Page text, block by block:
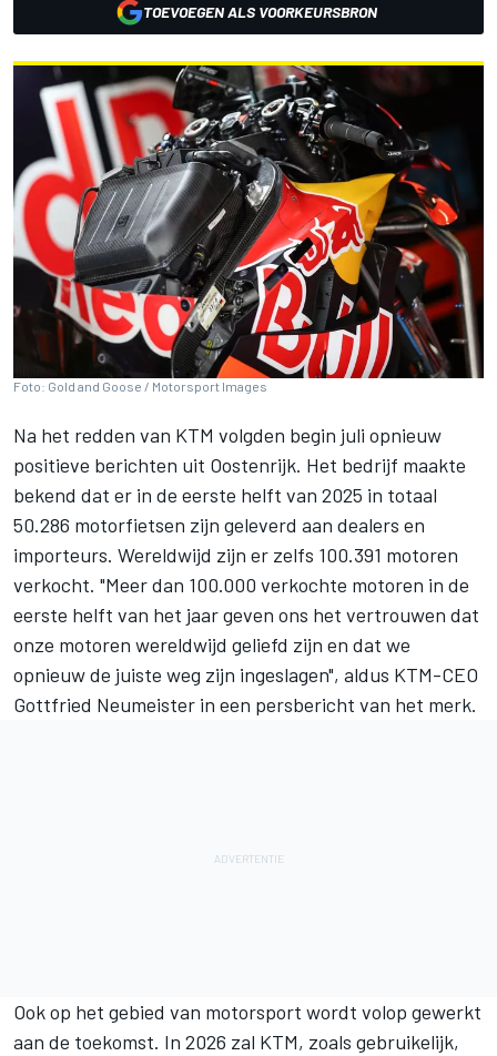
TOEVOEGEN ALS VOORKEURSBRON
Foto: Gold and Goose / Motorsport Images
Na het redden van KTM volgden begin juli opnieuw
positieve berichten uit Oostenrijk. Het bedrijf maakte
bekend dat er in de eerste helft van 2025 in totaal
50.286 motorfietsen zijn geleverd aan dealers en
importeurs. Wereldwijd zijn er zelfs 100.391 motoren
verkocht. "Meer dan 100.000 verkochte motoren in de
eerste helft van het jaar geven ons het vertrouwen dat
onze motoren wereldwijd geliefd zijn en dat we
opnieuw de juiste weg zijn ingeslagen", aldus KTM-CEO
Gottfried Neumeister in een persbericht van het merk.
Ook op het gebied van motorsport wordt volop gewerkt
aan de toekomst. In 2026 zal KTM, zoals gebruikelijk,